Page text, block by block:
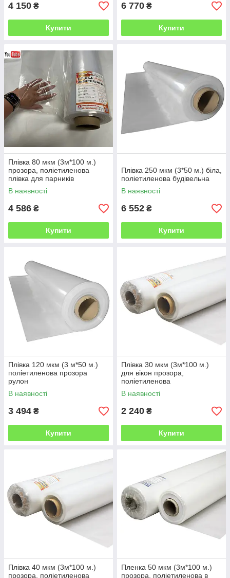
4 150 ₴
Купити
6 770 ₴
Купити
Плівка 80 мкм (3м*100 м.)
прозора, поліетиленова
плівка для парників
В наявності
4 586 ₴
Купити
Плівка 250 мкм (3*50 м.) біла,
поліетиленова будівельна
В наявності
6 552 ₴
Купити
Плівка 120 мкм (3 м*50 м.)
поліетиленова прозора
рулон
В наявності
3 494 ₴
Купити
Плівка 30 мкм (3м*100 м.)
для вікон прозора,
поліетиленова
В наявності
2 240 ₴
Купити
Плівка 40 мкм (3м*100 м.)
прозора, поліетиленова
Пленка 50 мкм (3м*100 м.)
прозора, поліетиленова в